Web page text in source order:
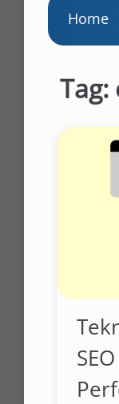
Home
Tag: